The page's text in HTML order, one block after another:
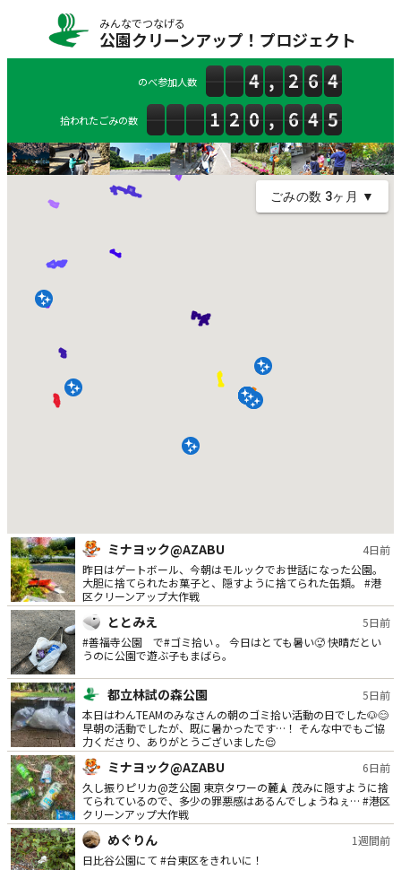
みんなでつなげる
公園クリーンアップ！プロジェクト
のべ参加人数
拾われたごみの数
ごみの数 3ヶ月 ▼
ミナヨック@AZABU
4日前
昨日はゲートボール、今朝はモルックでお世話になった公園。
大胆に捨てられたお菓子と、隠すように捨てられた缶類。 #港
区クリーンアップ大作戦
ととみえ
5日前
#善福寺公園 で#ゴミ拾い 。 今日はとても暑い🥵 快晴だとい
うのに公園で遊ぶ子もまばら。
都立林試の森公園
5日前
本日はわんTEAMのみなさんの朝のゴミ拾い活動の日でした🐶😊
早朝の活動でしたが、既に暑かったです…！ そんな中でもご協
力くださり、ありがとうございました😌
ミナヨック@AZABU
6日前
久し振りピリカ@芝公園 東京タワーの麓🗼 茂みに隠すように捨
てられているので、多少の罪悪感はあるんでしょうねぇ… #港区
クリーンアップ大作戦
めぐりん
1週間前
日比谷公園にて #台東区をきれいに！